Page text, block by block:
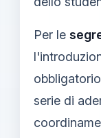
Per le
serie di